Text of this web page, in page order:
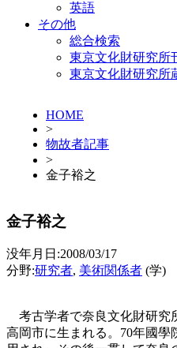
英語
その他
総合検索
東京文化財研究所
東京文化財研究所
HOME
>
物故者記事
>
金子裕之
金子裕之
没年月日:2008/03/17
分野:研究者, 美術関係者 (学)
考古学者で奈良文化財研究
高岡市に生まれる。70年國